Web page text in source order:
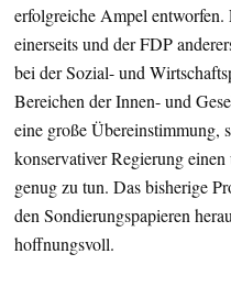
erfolgreiche Ampel
einerseits und der FDP
bei der Sozial- und
Bereichen der Innen- und
eine große Übereinstimmung,
konservativer Regierung
genug zu tun. Das bisherige
den Sondierungspapieren
hoffnungsvoll.